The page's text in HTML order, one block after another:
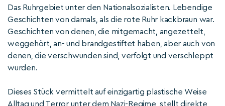
Das Ruhrgebiet unter den Nationalsozialisten. Lebendige
Geschichten von damals, als die rote Ruhr kackbraun war.
Geschichten von denen, die mitgemacht, angezettelt,
weggehört, an- und brandgestiftet haben, aber auch von
denen, die verschwunden sind, verfolgt und verschleppt
wurden.
Dieses Stück vermittelt auf einzigartig plastische Weise
Alltag und Terror unter dem Nazi-Regime, stellt direkte